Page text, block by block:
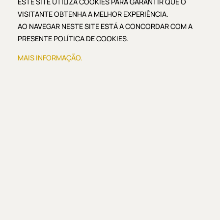
técnico especializado, incluindo ajustes e consertos
no próprio dia quando possível. Trabalho técnico
orientado para conforto, adaptação e melhor
função mastigatória.
Ver Especialidade
VISITANTE OBTENHA A MELHOR EXPERIÊNCIA.
AO NAVEGAR NESTE SITE ESTÁ A CONCORDAR COM A
PRESENTE POLÍTICA DE COOKIES.
MAIS INFORMAÇÃO.